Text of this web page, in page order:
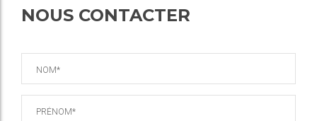
NOUS CONTACTER